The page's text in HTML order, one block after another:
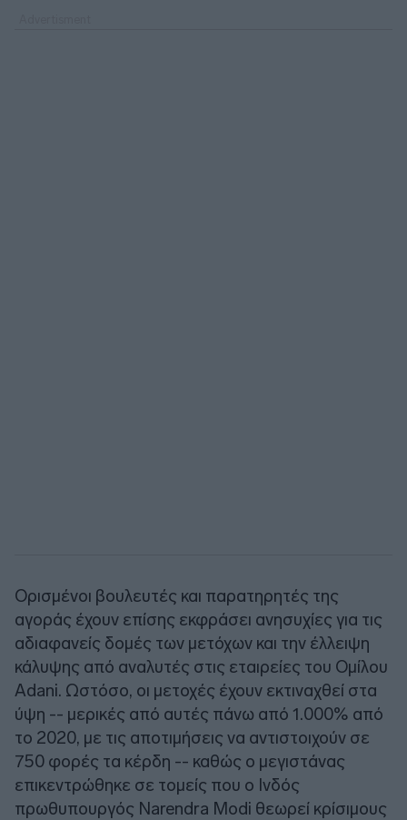
Ορισμένοι βουλευτές και παρατηρητές της
αγοράς έχουν επίσης εκφράσει ανησυχίες για τις
αδιαφανείς δομές των μετόχων και την έλλειψη
κάλυψης από αναλυτές στις εταιρείες του Ομίλου
Adani. Ωστόσο, οι μετοχές έχουν εκτιναχθεί στα
ύψη -- μερικές από αυτές πάνω από 1.000% από
το 2020, με τις αποτιμήσεις να αντιστοιχούν σε
750 φορές τα κέρδη -- καθώς ο μεγιστάνας
επικεντρώθηκε σε τομείς που ο Ινδός
πρωθυπουργός Narendra Modi θεωρεί κρίσιμους